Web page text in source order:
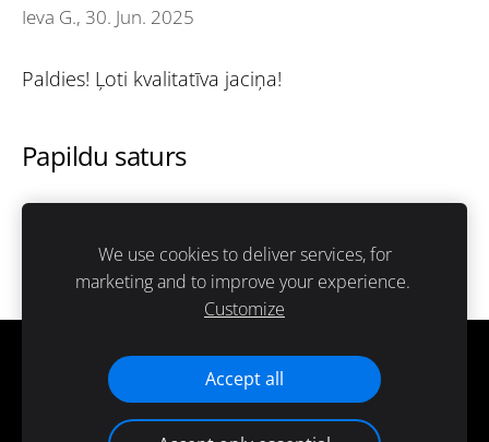
Papildu saturs
Šeit var ievadīt papildus saturu. Ja papildus satura
nav, tad šo bloku var noslēpt, nospiežot uz
ikoniņas augšējā stūrī.
Ieva G., 30. Jun. 2025
Paldies! Ļoti kvalitatīva jaciņa!
Cookies
We use cookies to deliver services, for
marketing and to improve your experience.
Customize
Accept all